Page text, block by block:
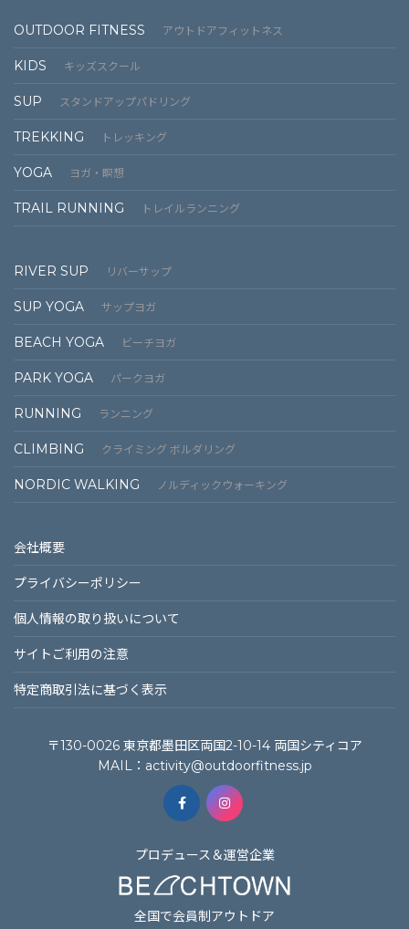
OUTDOOR FITNESS アウトドアフィットネス
KIDS キッズスクール
SUP スタンドアップパドリング
TREKKING トレッキング
YOGA ヨガ・瞑想
TRAIL RUNNING トレイルランニング
RIVER SUP リバーサップ
SUP YOGA サップヨガ
BEACH YOGA ビーチヨガ
PARK YOGA パークヨガ
RUNNING ランニング
CLIMBING クライミング ボルダリング
NORDIC WALKING ノルディックウォーキング
会社概要
プライバシーポリシー
個⼈情報の取り扱いについて
サイトご利⽤の注意
特定商取引法に基づく表⽰
〒130-0026 東京都墨田区両国2-10-14 両国シティコア
MAIL： activity@outdoorfitness.jp
プロデュース＆運営企業
全国で会員制アウトドア